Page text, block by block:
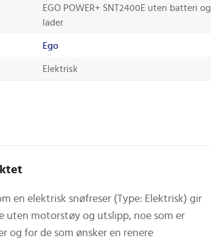
EGO POWER+ SNT2400E uten batteri og
lader
Ego
Elektrisk
en elektrisk snøfreser (Type: Elektrisk) gir
uten motorstøy og utslipp, noe som er
og for de som ønsker en renere